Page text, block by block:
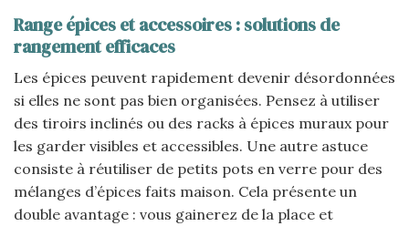
Range épices et accessoires : solutions de
rangement efficaces
Les épices peuvent rapidement devenir désordonnées
si elles ne sont pas bien organisées. Pensez à utiliser
des tiroirs inclinés ou des racks à épices muraux pour
les garder visibles et accessibles. Une autre astuce
consiste à réutiliser de petits pots en verre pour des
mélanges d’épices faits maison. Cela présente un
double avantage : vous gainerez de la place et